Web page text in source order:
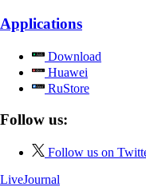
Applications
Download
Huawei
RuStore
Follow us:
Follow us on
LiveJournal